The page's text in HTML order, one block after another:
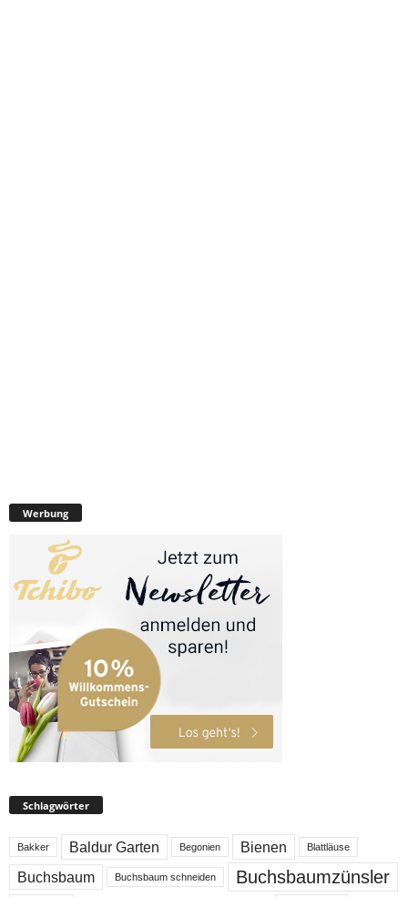
Werbung
Schlagwörter
Bakker Baldur Garten Begonien Bienen Blattläuse
Buchsbaum Buchsbaum schneiden Buchsbaumzünsler